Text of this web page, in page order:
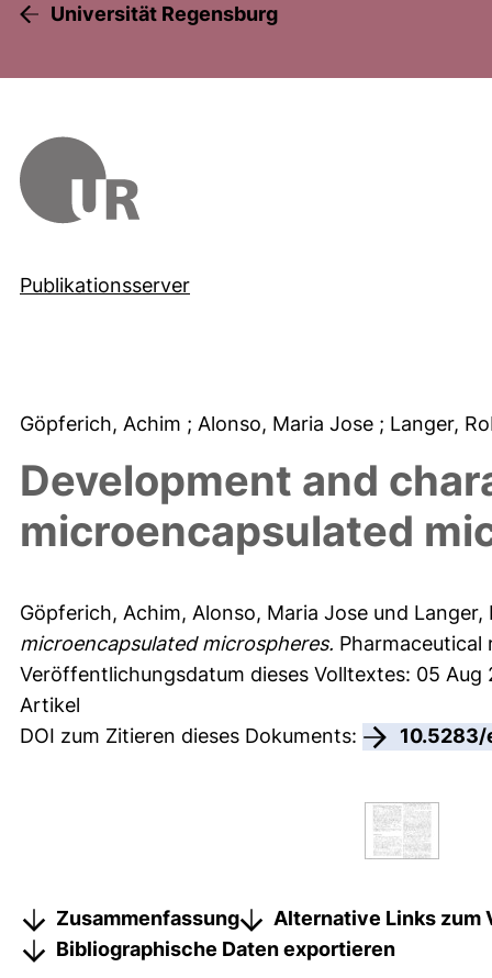
Universität Regensburg
Publikationsserver
Göpferich, Achim ; Alonso, Maria Jose ; Langer,
Development and
microencapsulated
Göpferich, Achim, Alonso, Maria Jose und Langer,
microencapsulated microspheres. Pharmaceutical
Veröffentlichungsdatum dieses Volltextes: 05 Aug
Artikel
DOI zum Zitieren dieses Dokuments:
Zusammenfassung
Alternative Links zum
Bibliographische Daten exportieren